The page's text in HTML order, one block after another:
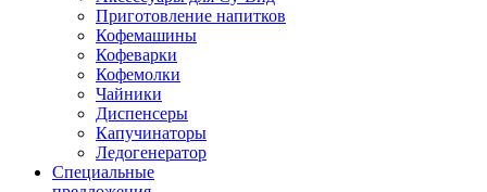
Приготовление напитков
Кофемашины
Кофеварки
Кофемолки
Чайники
Диспенсеры
Капучинаторы
Ледогенератор
Специальные